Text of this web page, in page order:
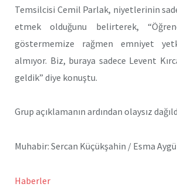
Temsilcisi Cemil Parlak, niyetlerinin
etmek olduğunu belirterek,
göstermemize rağmen emniyet
almıyor. Biz, buraya sadece Levent
geldik” diye konuştu.
Grup açıklamanın ardından olaysız
Muhabir: Sercan Küçükşahin / Esma
Haberler